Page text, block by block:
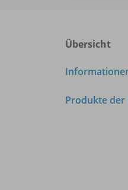
Übersicht
Produkte der